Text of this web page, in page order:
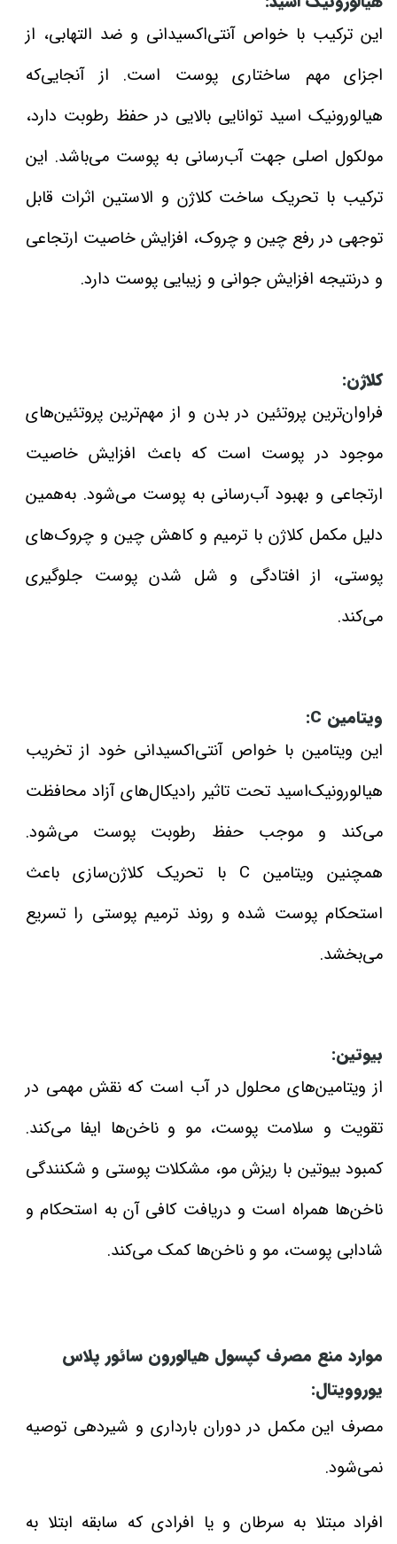
این ترکیب با خواص آنتی‌اکسیدانی و ضد التهابی، از
اجزای مهم ساختاری پوست است. از آنجایی‌که
هیالورونیک اسید توانایی بالایی در حفظ رطوبت دارد،
مولکول اصلی جهت آب‌رسانی به پوست می‌باشد. این
ترکیب با تحریک ساخت کلاژن و الاستین اثرات قابل
توجهی در رفع چین و چروک، افزایش خاصیت ارتجاعی
و درنتیجه افزایش جوانی و زیبایی پوست دارد.
کلاژن:
فراوان‌ترین پروتئین در بدن و از مهم‌ترین پروتئین‌های
موجود در پوست است که باعث افزایش خاصیت
ارتجاعی و بهبود آب‌رسانی به پوست می‌شود. به‌همین
دلیل مکمل کلاژن با ترمیم و کاهش چین و چروک‌های
پوستی، از افتادگی و شل شدن پوست جلوگیری
می‌کند.
ویتامین C:
این ویتامین با خواص آنتی‌اکسیدانی خود از تخریب
هیالورونیک‌اسید تحت تاثیر رادیکال‌های آزاد محافظت
می‌کند و موجب حفظ رطوبت پوست می‌شود.
همچنین ویتامین C با تحریک کلاژن‌سازی باعث
استحکام پوست شده و روند ترمیم پوستی را تسریع
می‌بخشد.
بیوتین:
از ویتامین‌های محلول در آب است که نقش مهمی در
تقویت و سلامت پوست، مو و ناخن‌ها ایفا می‌کند.
کمبود بیوتین با ریزش مو، مشکلات پوستی و شکنندگی
ناخن‌ها همراه است و دریافت کافی آن به استحکام و
شادابی پوست، مو و ناخن‌ها کمک می‌کند.
موارد منع مصرف کپسول هیالورون سائور پلاس
یوروویتال:
مصرف این مکمل در دوران بارداری و شیردهی توصیه
نمی‌شود.
افراد مبتلا به سرطان و یا افرادی که سابقه ابتلا به